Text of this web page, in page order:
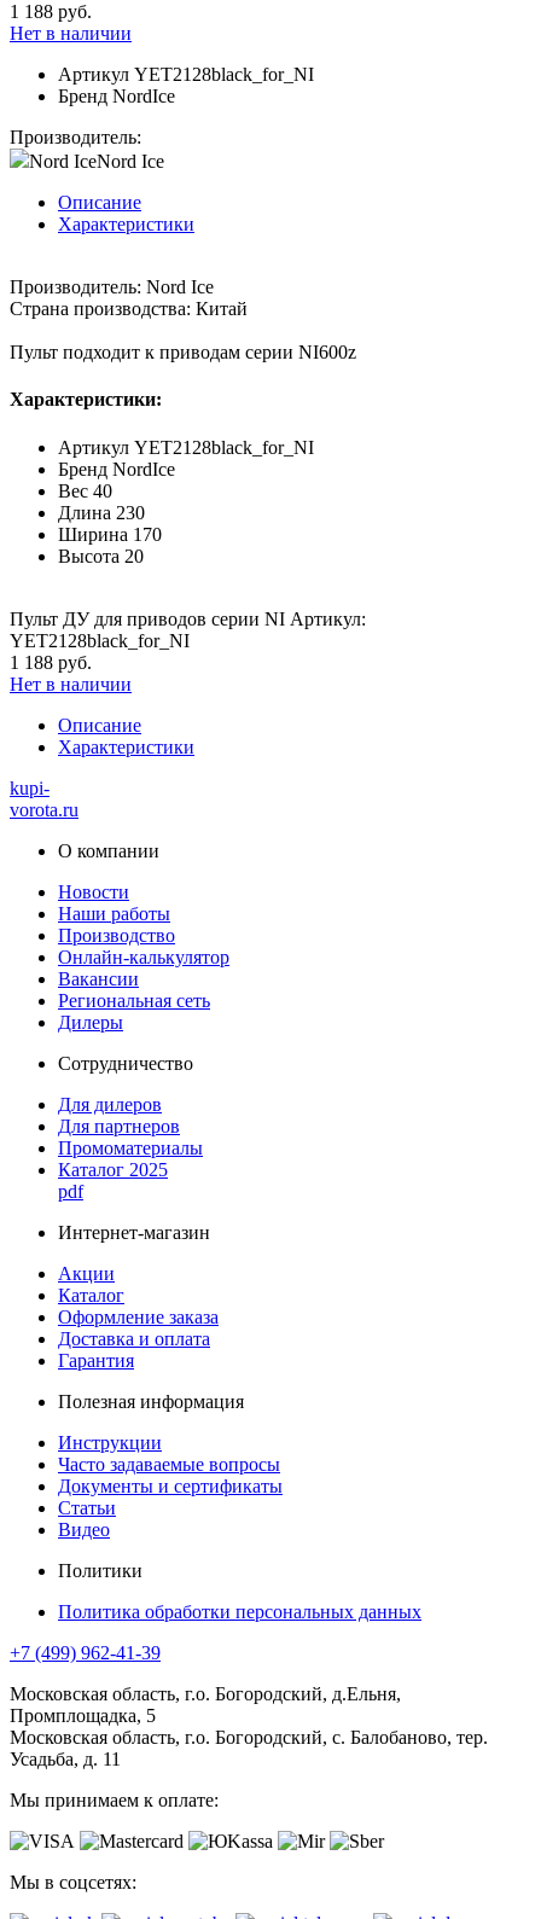
1 188 руб.
Нет в наличии
Артикул YET2128black_for_NI
Бренд NordIce
Производитель:
Nord IceNord Ice
Описание
Характеристики
Производитель: Nord Ice
Страна производства: Китай
Пульт подходит к приводам серии NI600z
Характеристики:
Артикул YET2128black_for_NI
Бренд NordIce
Вес 40
Длина 230
Ширина 170
Высота 20
Пульт ДУ для приводов серии NI Артикул:
YET2128black_for_NI
1 188 руб.
Нет в наличии
Описание
Характеристики
kupi-
vorota.ru
О компании
Новости
Наши работы
Производство
Онлайн-калькулятор
Вакансии
Региональная сеть
Дилеры
Сотрудничество
Для дилеров
Для партнеров
Промоматериалы
Каталог 2025
pdf
Интернет-магазин
Акции
Каталог
Оформление заказа
Доставка и оплата
Гарантия
Полезная информация
Инструкции
Часто задаваемые вопросы
Документы и сертификаты
Статьи
Видео
Политики
Политика обработки персональных данных
+7 (499) 962-41-39
Московская область, г.о. Богородский, д.Ельня,
Промплощадка, 5
Московская область, г.о. Богородский, с. Балобаново, тер.
Усадьба, д. 11
Мы принимаем к оплате:
Мы в соцсетях: